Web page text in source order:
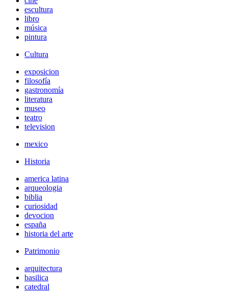
escultura
libro
música
pintura
Cultura
exposicion
filosofía
gastronomía
literatura
museo
teatro
television
mexico
Historia
america latina
arqueologia
biblia
curiosidad
devocion
españa
historia del arte
Patrimonio
arquitectura
basilica
catedral